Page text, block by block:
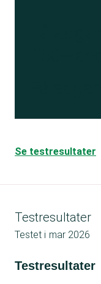
Se testresultater
Testresultater
Testet i mar 2026
Testresultater